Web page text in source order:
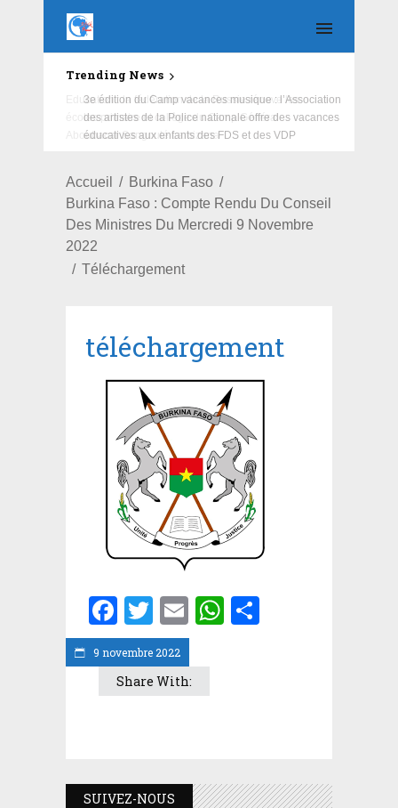
Trending News
Education : la fédération de la Russie rénove les
écoles primaire et collège du Camp Général
Aboubacar Sangoulé Lamizana
Accueil
Burkina Faso
Burkina Faso : Compte Rendu Du Conseil
Des Ministres Du Mercredi 9 Novembre
2022
Téléchargement
9 novembre 2022
téléchargement
Facebook
Twitter
EmailWhatsApp
Share With:
SUIVEZ-NOUS